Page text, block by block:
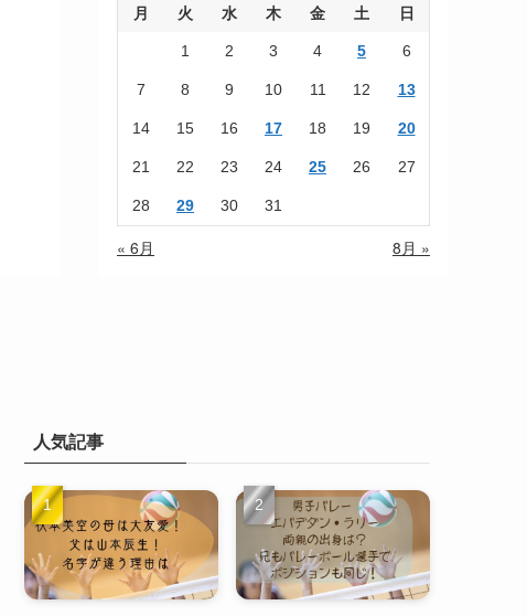
月 火 水 木 金 土 日
1 2 3 4 5 6
7 8 9 10 11 12 13
14 15 16 17 18 19 20
21 22 23 24 25 26 27
28 29 30 31
« 6月 8月 »
人気記事